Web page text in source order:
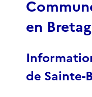
en
de Sainte-